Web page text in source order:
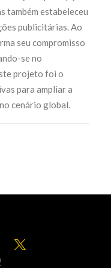
também estabeleceu
publicitárias. Ao
seu compromisso
se no
projeto foi o
para ampliar a
cenário global.